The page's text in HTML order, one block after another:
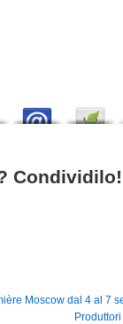
Condividilo!
Moscow dal 4 al 7